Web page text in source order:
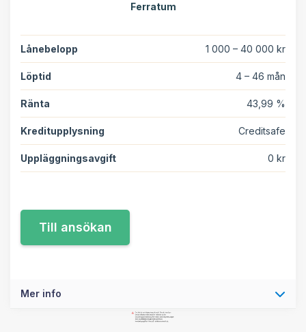
Ferratum
Lånebelopp 1 000 – 40 000 kr
Löptid 4 – 46 mån
Ränta 43,99 %
Kreditupplysning Creditsafe
Uppläggningsavgift 0 kr
Mer info